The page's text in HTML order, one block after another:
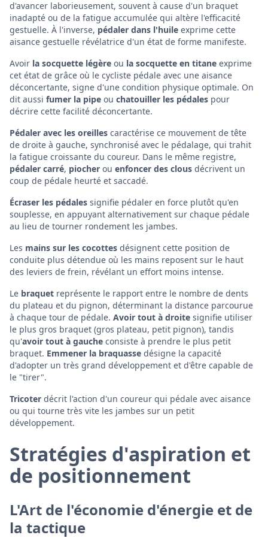
d'avancer laborieusement, souvent à cause d'un braquet
inadapté ou de la fatigue accumulée qui altère l'efficacité
gestuelle. À l'inverse, pédaler dans l'huile exprime cette
aisance gestuelle révélatrice d'un état de forme manifeste.
Avoir la socquette légère ou la socquette en titane exprime
cet état de grâce où le cycliste pédale avec une aisance
déconcertante, signe d'une condition physique optimale. On
dit aussi fumer la pipe ou chatouiller les pédales pour
décrire cette facilité déconcertante.
Pédaler avec les oreilles caractérise ce mouvement de tête
de droite à gauche, synchronisé avec le pédalage, qui trahit
la fatigue croissante du coureur. Dans le même registre,
pédaler carré, piocher ou enfoncer des clous décrivent un
coup de pédale heurté et saccadé.
Écraser les pédales signifie pédaler en force plutôt qu'en
souplesse, en appuyant alternativement sur chaque pédale
au lieu de tourner rondement les jambes.
Les mains sur les cocottes désignent cette position de
conduite plus détendue où les mains reposent sur le haut
des leviers de frein, révélant un effort moins intense.
Le braquet représente le rapport entre le nombre de dents
du plateau et du pignon, déterminant la distance parcourue
à chaque tour de pédale. Avoir tout à droite signifie utiliser
le plus gros braquet (gros plateau, petit pignon), tandis
qu'avoir tout à gauche consiste à prendre le plus petit
braquet. Emmener la braquasse désigne la capacité
d'adopter un très grand développement et d'être capable de
le "tirer".
Tricoter décrit l'action d'un coureur qui pédale avec aisance
ou qui tourne très vite les jambes sur un petit
développement.
Stratégies d'aspiration et
de positionnement
L'Art de l'économie d'énergie et de
la tactique